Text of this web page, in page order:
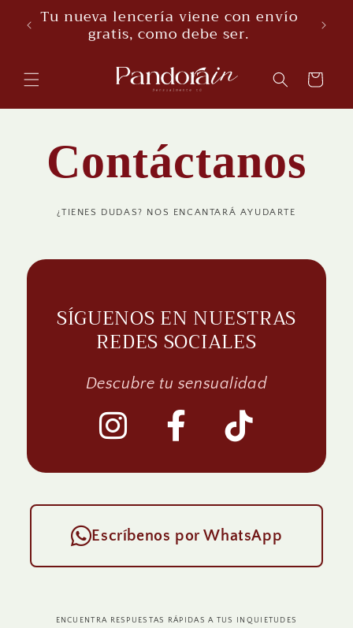
Skip to
content
Tu nueva lencería viene con envío
gratis, como debe ser.
Cart
Contáctanos
¿TIENES DUDAS? NOS ENCANTARÁ AYUDARTE
SÍGUENOS EN NUESTRAS
REDES SOCIALES
Descubre tu sensualidad
Escríbenos por WhatsApp
ENCUENTRA RESPUESTAS RÁPIDAS A TUS INQUIETUDES